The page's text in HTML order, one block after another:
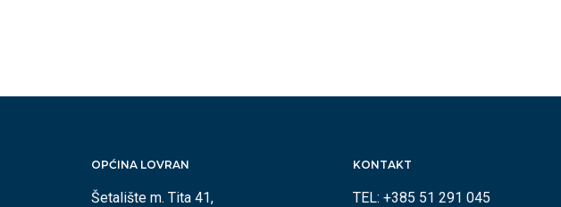
OPĆINA LOVRAN
Šetalište m. Tita 41,
KONTAKT
TEL: +385 51 291 045